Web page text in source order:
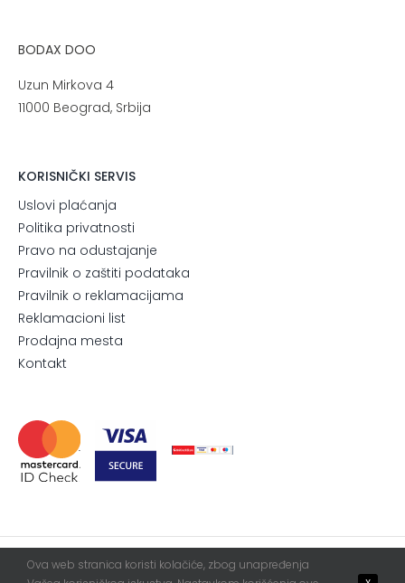
BODAX DOO
Uzun Mirkova 4
11000 Beograd, Srbija
KORISNIČKI SERVIS
Uslovi plaćanja
Politika privatnosti
Pravo na odustajanje
Pravilnik o zaštiti podataka
Pravilnik o reklamacijama
Reklamacioni list
Prodajna mesta
Kontakt
© 2026. All Rights Reserved.BlurWebServis
Ova web stranica koristi kolačiće, zbog unapređenja